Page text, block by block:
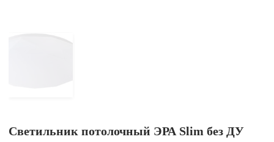
Светильник потолочный ЭРА Slim без ДУ